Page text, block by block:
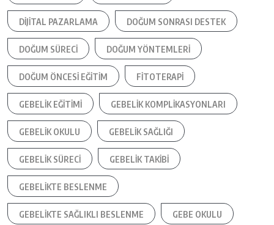
DIJITAL PAZARLAMA DOĞUM SONRASI DESTEK
DOĞUM SÜRECI DOĞUM YÖNTEMLERI
DOĞUM ÖNCESI EĞITIM FITOTERAPI
GEBELIK EĞITIMI GEBELIK KOMPLIKASYONLARI
GEBELIK OKULU GEBELIK SAĞLIĞI
GEBELIK SÜRECI GEBELIK TAKIBI
GEBELIKTE BESLENME
GEBELIKTE SAĞLIKLI BESLENME GEBE OKULU